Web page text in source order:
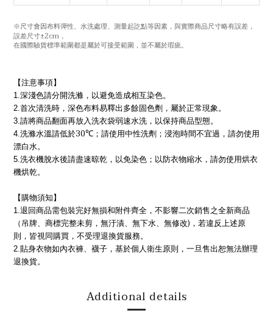
※尺寸會因布料彈性、水洗處理、測量起訖點等因素， 與實際商品尺寸略有誤差，
誤差尺寸±2cm ，
在國際驗貨標準範圍都是屬於可接受範圍，並不屬於瑕疵。
【注意事項】
1.深淺色請分開洗滌，以避免造成相互染色。
2.首次清洗時，深色布料易釋出多餘固色劑，屬於正常現象。
3.請將商品翻面再放入洗衣袋弱速水洗，以保持商品型態。
4.洗滌水溫請低於30℃ ；請使用中性洗劑；浸泡時間不宜過，請勿使用
漂白水。
5.洗衣機脫水後請盡速晾乾，以免染色；以防衣物縮水，請勿使用烘衣
機烘乾。
【購物須知】
1.退回商品需包裝完好無損和附件齊全，不影響二次銷售之全新商品
（吊牌、商標完整未剪，無汙漬、無下水、無修改) ，若違反上述原
則，皆視同購買，不受理退換貨服務。
2.貼身衣物如內衣褲、襪子，基於個人衛生原則，一旦售出恕無法辦理
退換貨。
Additional details